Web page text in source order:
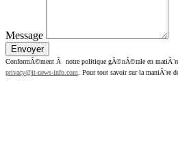
Message
ConformÃ©ment Ã notre politique gÃ©nÃ©rale en matiÃ¨re
privacy@it-news-info.com . Pour tout savoir sur la maniÃ¨re